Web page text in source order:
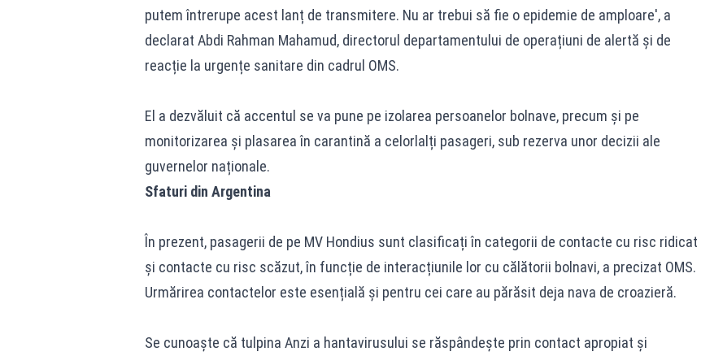
putem întrerupe acest lanț de transmitere. Nu ar trebui să fie o epidemie de amploare', a
declarat Abdi Rahman Mahamud, directorul departamentului de operațiuni de alertă și de
reacție la urgențe sanitare din cadrul OMS.
El a dezvăluit că accentul se va pune pe izolarea persoanelor bolnave, precum și pe
monitorizarea și plasarea în carantină a celorlalți pasageri, sub rezerva unor decizii ale
guvernelor naționale.
Sfaturi din Argentina
În prezent, pasagerii de pe MV Hondius sunt clasificați în categorii de contacte cu risc ridicat
și contacte cu risc scăzut, în funcție de interacțiunile lor cu călătorii bolnavi, a precizat OMS.
Urmărirea contactelor este esențială și pentru cei care au părăsit deja nava de croazieră.
Se cunoaște că tulpina Anzi a hantavirusului se răspândește prin contact apropiat și